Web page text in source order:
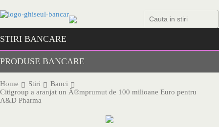
to
content
STIRI BANCARE
PRODUSE BANCARE
Home Stiri
Banci
Citigroup a aranjat un Ã®mprumut de 100 milioane Euro pentru
A&D Pharma